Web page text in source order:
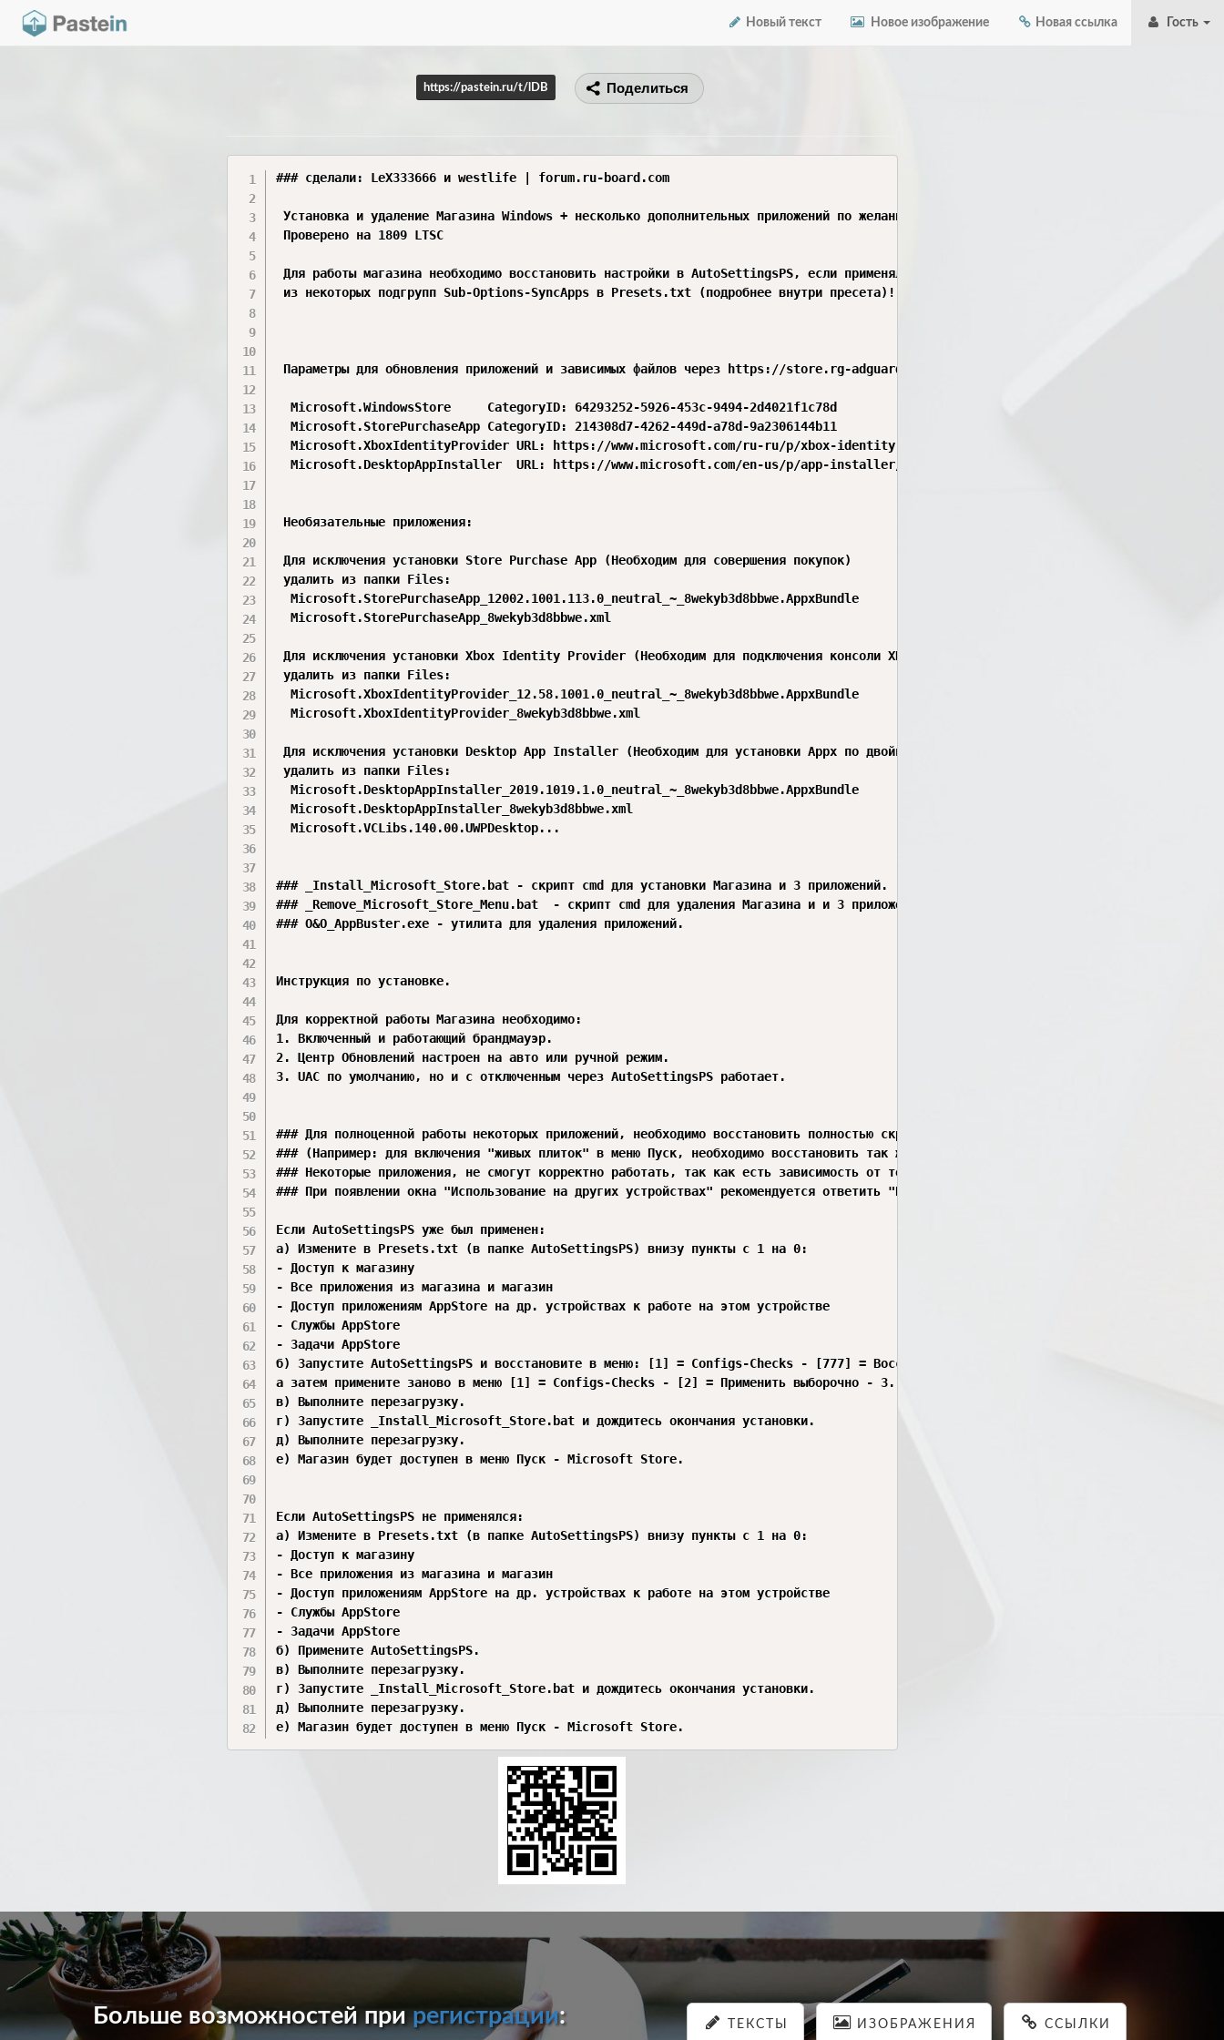
Новый текст Новое изображение Новая ссылка Гость
https://pastein.ru/t/lDB Поделиться
### сделали: LeX333666 и westlife | forum.ru-board.com
Установка и удаление Магазина Windows + несколько дополнительных приложений по желанию.
Проверено на 1809 LTSC
Для работы магазина необходимо восстановить настройки в AutoSettingsPS, если применяли его,
из некоторых подгрупп Sub-Options-SyncApps в Presets.txt (подробнее внутри пресета)!
Параметры для обновления приложений и зависимых файлов через https://store.rg-adguard.net/
  Microsoft.WindowsStore     CategoryID: 64293252-5926-453c-9494-2d4021f1c78d
  Microsoft.StorePurchaseApp CategoryID: 214308d7-4262-449d-a78d-9a2306144b11
Microsoft.XboxIdentityProvider URL: https://www.microsoft.com/ru-ru/p/xbox-identity-provider/
  Microsoft.DesktopAppInstaller  URL: https://www.microsoft.com/en-us/p/app-installer/9nblggh4nns1?activetab=pivot:overviewtab
Необязательные приложения:
Для исключения установки Store Purchase App (Необходим для совершения покупок)
удалить из папки Files:
  Microsoft.StorePurchaseApp_12002.1001.113.0_neutral_~_8wekyb3d8bbwe.AppxBundle
  Microsoft.StorePurchaseApp_8wekyb3d8bbwe.xml
Для исключения установки Xbox Identity Provider (Необходим для подключения консоли XBox)
удалить из папки Files:
  Microsoft.XboxIdentityProvider_12.58.1001.0_neutral_~_8wekyb3d8bbwe.AppxBundle
  Microsoft.XboxIdentityProvider_8wekyb3d8bbwe.xml
Для исключения установки Desktop App Installer (Необходим для установки Appx по двойному клику, но не всё так можно поставить)
удалить из папки Files:
  Microsoft.DesktopAppInstaller_2019.1019.1.0_neutral_~_8wekyb3d8bbwe.AppxBundle
  Microsoft.DesktopAppInstaller_8wekyb3d8bbwe.xml
  Microsoft.VCLibs.140.00.UWPDesktop...
### _Install_Microsoft_Store.bat - скрипт cmd для установки Магазина и 3 приложений.
### _Remove_Microsoft_Store_Menu.bat  - скрипт cmd для удаления Магазина и и 3 приложений.
### O&O_AppBuster.exe - утилита для удаления приложений.
Инструкция по установке.
Для корректной работы Магазина необходимо:
1. Включенный и работающий брандмауэр.
2. Центр Обновлений настроен на авто или ручной режим.
3. UAC по умолчанию, но и с отключенным через AutoSettingsPS работает.
### Для полноценной работы некоторых приложений, необходимо восстановить полностью скрипт Set-Configs-SyncApps или дополнительно
### (Например: для включения "живых плиток" в меню Пуск, необходимо восстановить так же "Уведомления и обновления плиток в меню
### Некоторые приложения, не смогут корректно работать, так как есть зависимость от телеметрии, которая отключается
### При появлении окна "Использование на других устройствах" рекомендуется ответить "Нет, спасибо".
Если AutoSettingsPS уже был применен:
а) Измените в Presets.txt (в папке AutoSettingsPS) внизу пункты с 1 на 0:
- Доступ к магазину
- Все приложения из магазина и магазин
- Доступ приложениям AppStore на др. устройствах к работе на этом устройстве
- Службы AppStore
- Задачи AppStore
б) Запустите AutoSettingsPS и восстановите в меню: [1] = Configs-Checks - [777] = Восстановить выборочно - 3. Set-Configs-
а затем примените заново в меню [1] = Configs-Checks - [2] = Применить выборочно - 3. Set-Configs-SyncApps.
в) Выполните перезагрузку.
г) Запустите _Install_Microsoft_Store.bat и дождитесь окончания установки.
д) Выполните перезагрузку.
е) Магазин будет доступен в меню Пуск - Microsoft Store.
Если AutoSettingsPS не применялся:
а) Измените в Presets.txt (в папке AutoSettingsPS) внизу пункты с 1 на 0:
- Доступ к магазину
- Все приложения из магазина и магазин
- Доступ приложениям AppStore на др. устройствах к работе на этом устройстве
- Службы AppStore
- Задачи AppStore
б) Примените AutoSettingsPS.
в) Выполните перезагрузку.
г) Запустите _Install_Microsoft_Store.bat и дождитесь окончания установки.
д) Выполните перезагрузку.
е) Магазин будет доступен в меню Пуск - Microsoft Store.
Больше возможностей прирегистрации: ТЕКСТЫ ИЗОБРАЖЕНИЯ ССЫЛКИ